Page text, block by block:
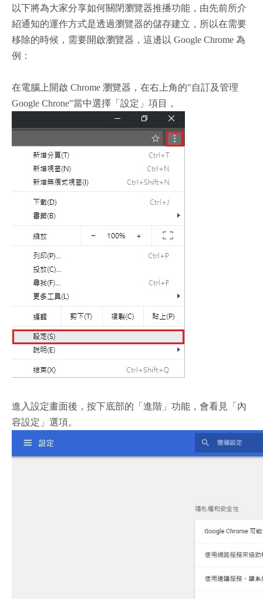
以下將為大家分享如何關閉瀏覽器推播功能，由先前所介
紹通知的運作方式是透過瀏覽器的儲存建立，所以在需要
移除的時候，需要開啟瀏覽器，這邊以 Google Chrome 為
例：
在電腦上開啟 Chrome 瀏覽器，在右上角的"自訂及管理
Google Chrone"當中選擇「設定」項目，
進入設定畫面後，按下底部的「進階」功能，會看見「內
容設定」選項。